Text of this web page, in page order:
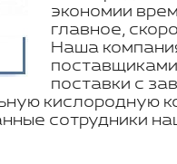
экономии
главное,
Наша
поставки с
кислородную
сотрудники